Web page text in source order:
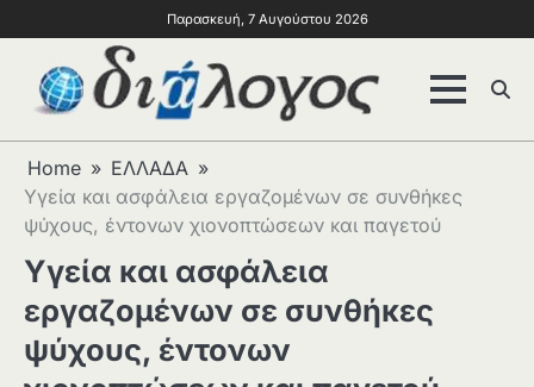
Παρασκευή, 7 Αυγούστου 2026
Home
ΕΛΛΑΔΑ
Υγεία και ασφάλεια εργαζομένων σε συνθήκες
ψύχους, έντονων χιονοπτώσεων και παγετού
Υγεία και ασφάλεια
εργαζομένων σε συνθήκες
ψύχους, έντονων